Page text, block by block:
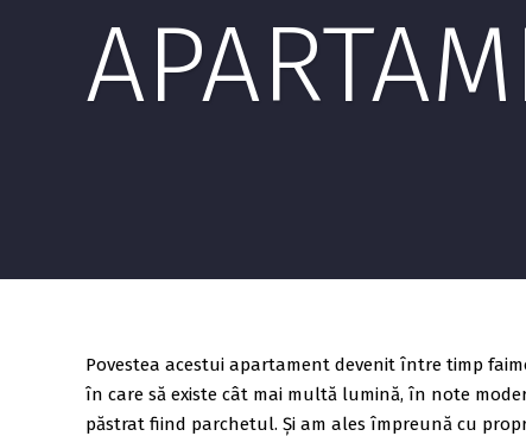
Povestea acestui apartament devenit între timp
în care să existe cât mai multă lumină, în note
păstrat fiind parchetul. Și am ales împreună cu